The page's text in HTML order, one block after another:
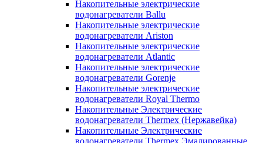
Накопительные электрические
водонагреватели Ballu
Накопительные электрические
водонагреватели Ariston
Накопительные электрические
водонагреватели Atlantic
Накопительные электрические
водонагреватели Gorenje
Накопительные электрические
водонагреватели Royal Thermo
Накопительные Электрические
водонагреватели Thermex (Нержавейка)
Накопительные Электрические
водонагреватели Thermex Эмалированные